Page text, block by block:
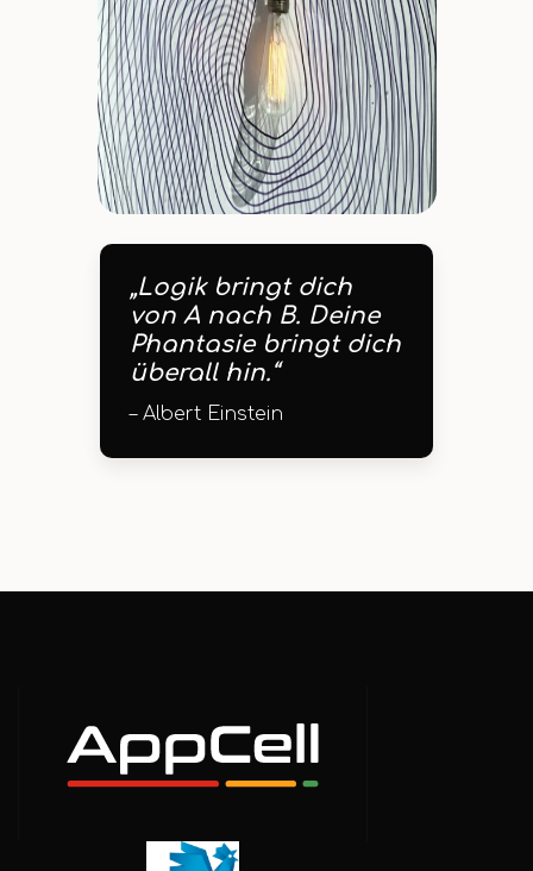
„Logik bringt dich
von A nach B. Deine
Phantasie bringt dich
überall hin.“
– Albert Einstein